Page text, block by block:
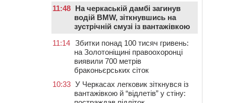
11:48 На черкаській дамбі загинув
водій BMW, зіткнувшись на
зустрічній смузі із вантажівкою
11:14 Збитки понад 100 тисяч гривень:
на Золотоніщині правоохоронці
виявили 700 метрів
браконьєрських сіток
10:33 У Черкасах легковик зіткнувся із
вантажівкою й “відлетів” у стіну: